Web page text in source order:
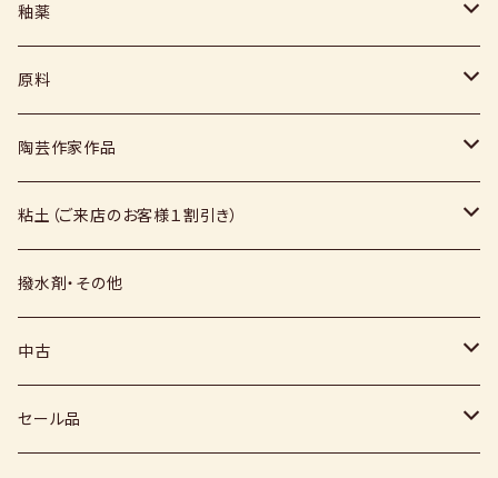
ヘラ
コテ
スポンジ
絵具
上絵具
下絵具
その他
釉薬
粉末
液体
福島釉薬
原料
媒溶剤・調整剤等
長石
硅石
その他（土・泥等）
顔料
陶芸作家作品
上野焼
薪窯（高鶴淳一先生）
堀田窯
小石原焼
鶴見窯
秀山窯
高取焼
鬼丸雪山窯
福岡県：窯元・陶芸作家
粘土（ご来店のお客様１割引き）
信楽白土
信楽赤土
梅崎粘土
撥水剤・その他
中古
窯
セール品